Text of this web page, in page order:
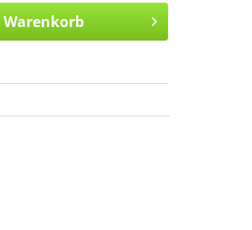
Warenkorb